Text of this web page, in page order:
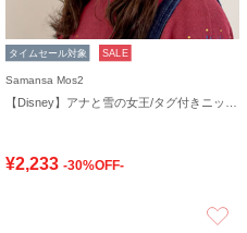
タイムセール対象 SALE
Samansa Mos2
¥2,233 -30%OFF-